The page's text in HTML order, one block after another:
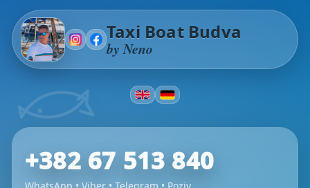
Taxi Boat Budva
by Neno
+382 67 513 840